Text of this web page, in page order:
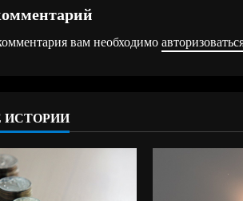
вам необходимо
ИСТОРИИ